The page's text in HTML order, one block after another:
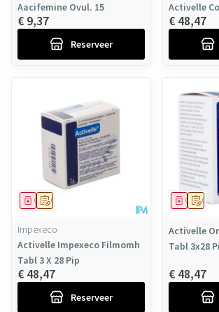
Aacifemine Ovul. 15
€ 9,37
Reserveer
Activelle
€ 48,47
Op voorschrift
Geneesmiddel
Impexeco
Activelle Impexeco Filmomh
Tabl 3 X 28 Pip
€ 48,47
Reserveer
Op
Activelle
Tabl 3x28
€ 48,47